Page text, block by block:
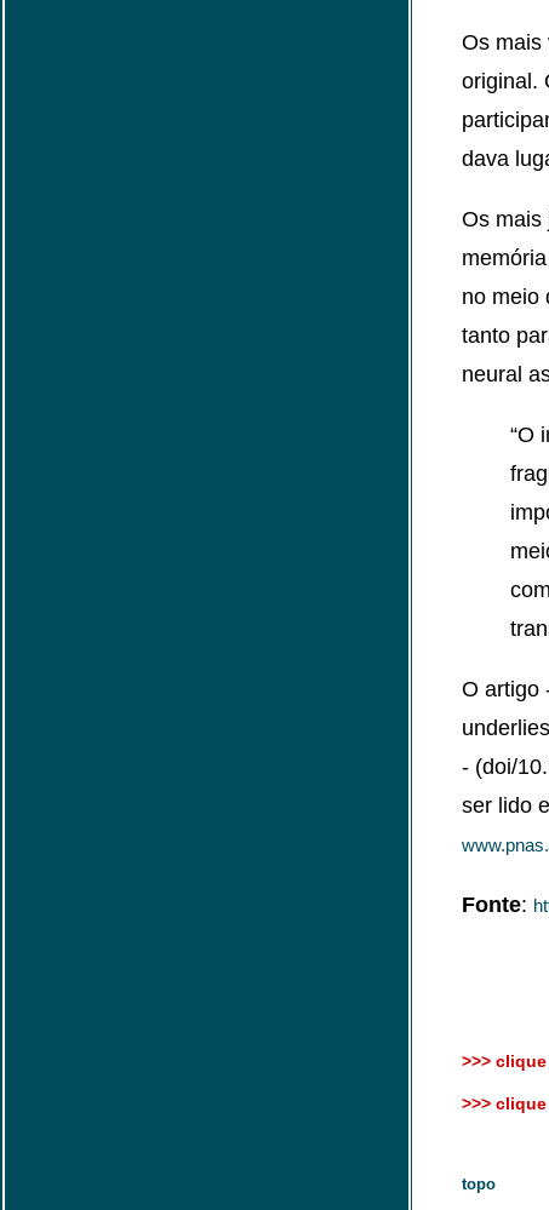
Os mais
original.
dava
Os mais
no meio
tanto
neural
“O
O artigo
- (doi/
ser lido
Fonte:
>>>
>>>
topo